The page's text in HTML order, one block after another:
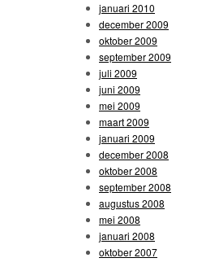
januari 2010
december 2009
oktober 2009
september 2009
juli 2009
juni 2009
mei 2009
maart 2009
januari 2009
december 2008
oktober 2008
september 2008
augustus 2008
mei 2008
januari 2008
oktober 2007